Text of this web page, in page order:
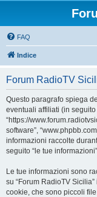
FAQ
Indice
Forum RadioTV
Questo paragrafo spiega
eventuali affiliati (in seguito
“https://
software”,
informazioni raccolte
seguito “le tue
Le tue informazioni sono
su “Forum RadioTV
cookie, che sono piccoli